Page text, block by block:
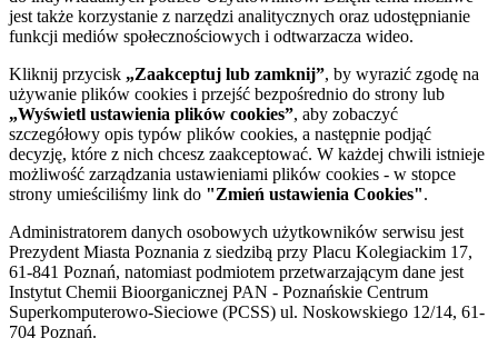
jest także korzystanie z narzędzi analitycznych oraz udostępnianie
funkcji mediów społecznościowych i odtwarzacza wideo.
Kliknij przycisk „Zaakceptuj lub zamknij”, by wyrazić zgodę na
używanie plików cookies i przejść bezpośrednio do strony lub
„Wyświetl ustawienia plików cookies”, aby zobaczyć
szczegółowy opis typów plików cookies, a następnie podjąć
decyzję, które z nich chcesz zaakceptować. W każdej chwili istnieje
możliwość zarządzania ustawieniami plików cookies - w stopce
strony umieściliśmy link do "Zmień ustawienia Cookies".
Administratorem danych osobowych użytkowników serwisu jest
Prezydent Miasta Poznania z siedzibą przy Placu Kolegiackim 17,
61-841 Poznań, natomiast podmiotem przetwarzającym dane jest
Instytut Chemii Bioorganicznej PAN - Poznańskie Centrum
Superkomputerowo-Sieciowe (PCSS) ul. Noskowskiego 12/14, 61-
704 Poznań.